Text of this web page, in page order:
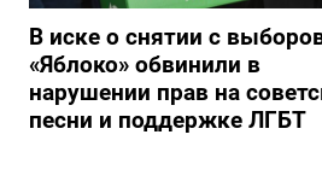
В иске о снятии с
«Яблоко» обвинили в
нарушении прав на
песни и поддержке ЛГБТ